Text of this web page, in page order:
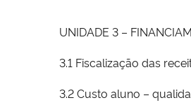
UNIDADE 3 –
3.1 Fiscalização das
3.2 Custo aluno –